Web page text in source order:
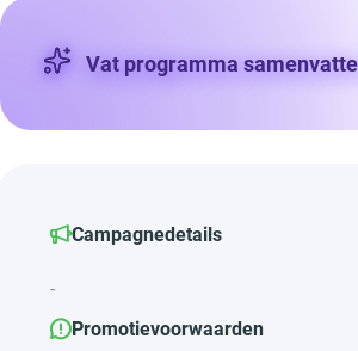
Vat programma
Campagnedetails
-
Promotievoorwaarden